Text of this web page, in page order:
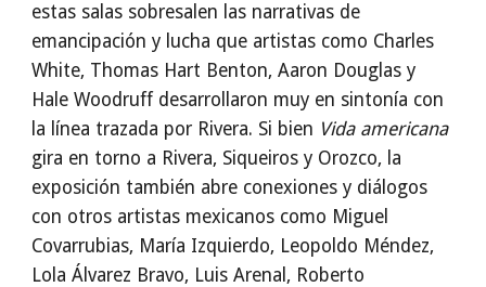
estas salas sobresalen las narrativas de
emancipación y lucha que artistas como Charles
White, Thomas Hart Benton, Aaron Douglas y
Hale Woodruff desarrollaron muy en sintonía con
la línea trazada por Rivera. Si bien Vida americana
gira en torno a Rivera, Siqueiros y Orozco, la
exposición también abre conexiones y diálogos
con otros artistas mexicanos como Miguel
Covarrubias, María Izquierdo, Leopoldo Méndez,
Lola Álvarez Bravo, Luis Arenal, Roberto